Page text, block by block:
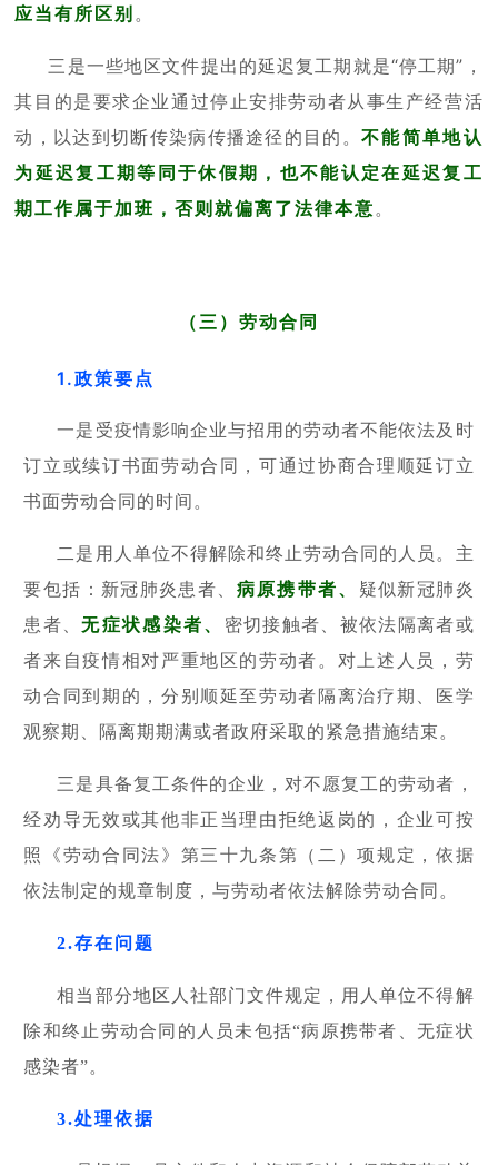
应当有所区别 。
三是一些地区文件提出的延迟复工期就是“停工期”，
其目的是要求企业通过停止安排劳动者从事生产经营活
动，以达到切断传染病传播途径的目的。不能简单地认
为延迟复工期等同于休假期，也不能认定在延迟复工
期工作属于加班，否则就偏离了法律本意 。
（三）劳动合同
1.政策要点
一是受疫情影响企业与招用的劳动者不能依法及时
订立或续订书面劳动合同，可通过协商合理顺延订立
书面劳动合同的时间。
二是用人单位不得解除和终止劳动合同的人员。主
要包括：新冠肺炎患者、 病原携带者、 疑似新冠肺炎
患者、无症状感染者、 密切接触者、被依法隔离者或
者来自疫情相对严重地区的劳动者。对上述人员，劳
动合同到期的，分别顺延至劳动者隔离治疗期、医学
观察期、隔离期期满或者政府采取的紧急措施结束。
三是具备复工条件的企业，对不愿复工的劳动者，
经劝导无效或其他非正当理由拒绝返岗的，企业可按
照《劳动合同法》第三十九条第（二）项规定，依据
依法制定的规章制度，与劳动者依法解除劳动合同。
2.存在问题
相当部分地区人社部门文件规定，用人单位不得解
除和终止劳动合同的人员未包括“病原携带者、无症状
感染者”。
3.处理依据